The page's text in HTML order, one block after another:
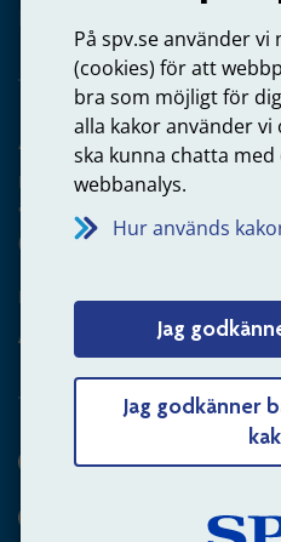
På spv.se använder
(cookies) för att
bra som möjligt för
alla kakor använder
ska kunna chatta
webbanalys.
Hur används
Jag
Jag godkänner
Arbetsgivare
Frågor om administration av
anställning
060-18 75 03
Kontakta oss
Arbetsgivare – skicka
Hitta svaret på din fråga
Andra sätt att kontakta